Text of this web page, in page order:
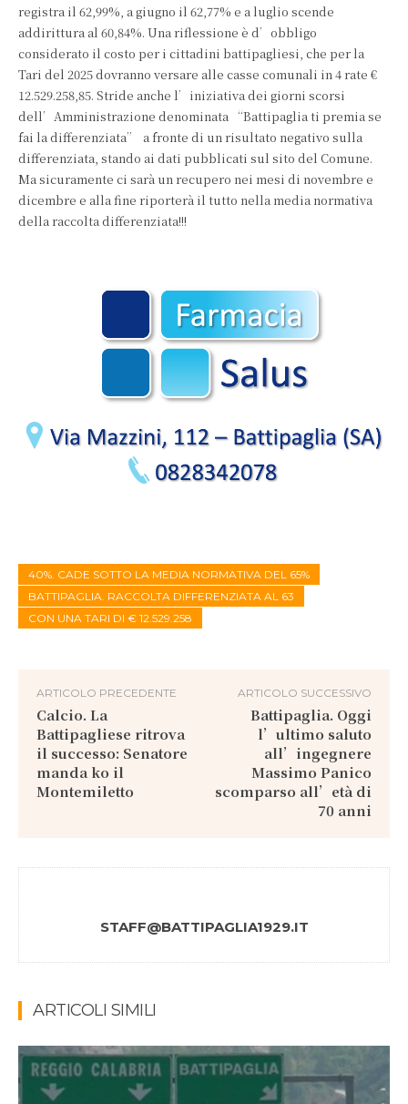
registra il 62,99%, a giugno il 62,77% e a luglio scende
addirittura al 60,84%. Una riflessione è d’obbligo
considerato il costo per i cittadini battipagliesi, che per la
Tari del 2025 dovranno versare alle casse comunali in 4 rate €
12.529.258,85. Stride anche l’iniziativa dei giorni scorsi
dell’Amministrazione denominata “Battipaglia ti premia se
fai la differenziata” a fronte di un risultato negativo sulla
differenziata, stando ai dati pubblicati sul sito del Comune.
Ma sicuramente ci sarà un recupero nei mesi di novembre e
dicembre e alla fine riporterà il tutto nella media normativa
della raccolta differenziata!!!
40%. CADE SOTTO LA MEDIA NORMATIVA DEL 65%
BATTIPAGLIA. RACCOLTA DIFFERENZIATA AL 63
CON UNA TARI DI € 12.529.258
ARTICOLO PRECEDENTE
Calcio. La
Battipagliese ritrova
il successo: Senatore
manda ko il
Montemiletto
ARTICOLO SUCCESSIVO
Battipaglia. Oggi
l’ultimo saluto
all’ingegnere
Massimo Panico
scomparso all’età di
70 anni
STAFF@BATTIPAGLIA1929.IT
ARTICOLI SIMILI